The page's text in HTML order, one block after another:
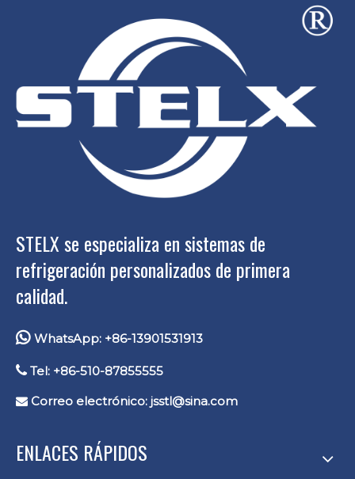
STELX se especializa en sistemas de
refrigeración personalizados de primera
calidad.
 WhatsApp: +86-13901531913
 Tel: +86-510-87855555
 Correo electrónico: jsstl@sina.com
ENLACES RÁPIDOS